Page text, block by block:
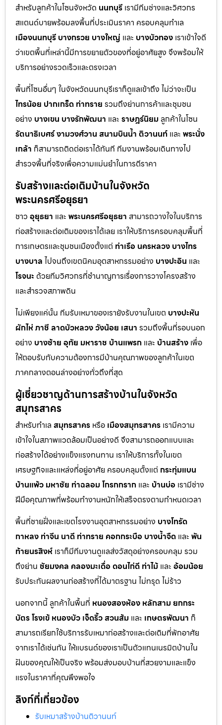
สำหรับลูกค้าในโซนจังหวัด นนทบุรี เรามีทีมช่างและวิศวกร
สแตนด์บายพร้อมลงพื้นที่ประเมินราคา ครอบคลุมทำเล
เมืองนนทบุรี บางกรวย บางใหญ่ และ บางบัวทอง เราเข้าใจดี
ว่าเขตพื้นที่เหล่านี้มีการขยายตัวของที่อยู่อาศัยสูง จึงพร้อมให้
บริการอย่างรวดเร็วและตรงเวลา
พื้นที่โซนอื่นๆ ในจังหวัดนนทบุรีเราก็ดูแลเข้าถึง ไม่ว่าจะเป็น
ไทรน้อย ปากเกร็ด ท่าทราย รวมถึงย่านการค้าและชุมชน
อย่าง บางเขน บางรักพัฒนา และ ราษฎร์นิยม ลูกค้าในโซน
รัตนาธิเบศร์งามวงศ์วาน สนามบินน้ำ ติวานนท์ และ พระนั่ง
เกล้า ก็สามารถติดต่อเราได้ทันที ทีมงานพร้อมเดินทางไป
สำรวจพื้นที่จริงเพื่อความแม่นยำในการตีราคา
รับสร้างและต่อเติมบ้านในจังหวัด
พระนครศรีอยุธยา
ชาว อุยุธยา และ พระนครศรีอยุธยา สามารถวางใจในบริการ
ก่อสร้างและต่อเติมของเราได้เลย เราให้บริการครอบคลุมพื้นที่
การเกษตรและชุมชนเมืองตั้งแต่ ท่าเรือ นครหลวง บางไทร
บางบาล ไปจนถึงเขตนิคมอุตสาหกรรมอย่าง บางปะอิน และ
โรจนะ ด้วยทีมวิศวกรที่ชำนาญการเรื่องการวางโครงสร้าง
และสำรวจสภาพดิน
ไม่เพียงแค่นั้น ทีมรับเหมาของเรายังรับงานในเขต บางปะหัน
ผักไห่ภาชี ลาดบัวหลวงวังน้อย เสนา รวมถึงพื้นที่รอบนอก
อย่าง บางซ้าย อุทัย มหาราช บ้านแพรก และ บ้านสร้าง เพื่อ
ให้ตอบรับกับความต้องการมีบ้านคุณภาพของลูกค้าในเขต
ภาคกลางตอนล่างอย่างทั่วถึงที่สุด
ผู้เชี่ยวชาญด้านการสร้างบ้านในจังหวัด
สมุทรสาคร
สำหรับทำเล สมุทรสาคร หรือ เมืองสมุทรสาคร เรามีความ
เข้าใจในสภาพแวดล้อมเป็นอย่างดี จึงสามารถออกแบบและ
ก่อสร้างได้อย่างแข็งแรงทนทาน เราให้บริการทั้งในเขต
เศรษฐกิจและแหล่งที่อยู่อาศัย ครอบคลุมตั้งแต่ กระทุ่มแบน
บ้านแพ้ว มหาชัย ท่าฉลอมโกรกกราก และ บ้านบ่อ เรามีช่าง
ฝีมือคุณภาพที่พร้อมทำงานหนักให้เสร็จตรงตามกำหนดเวลา
พื้นที่ชายฝั่งและเขตโรงงานอุตสาหกรรมอย่าง บางโทรัด
กาหลง ท่าจีน นาดี ท่าทราย คอกกระบือ บางน้ำจืด และ พัน
ท้ายนรสิงห์ เราก็มีทีมงานดูแลส่งวัสดุอย่างครอบคลุม รวม
ถึงย่าน ชัยมงคล คลองมะเดื่อ ดอนไก่ดี ท่าไม้ และ อ้อมน้อย
รับประกันผลงานก่อสร้างที่ได้มาตรฐาน ไม่ทรุด ไม่ร้าว
นอกจากนี้ ลูกค้าในพื้นที่ หนองสองห้อง หลักสามยกกระ
บัตรโรงเข้ หนองบัว เจ็ดริ้วสวนส้ม และ เกษตรพัฒนา ก็
สามารถเรียกใช้บริการรับเหมาก่อสร้างและต่อเติมที่พักอาศัย
จากเราได้เช่นกัน ให้แบรนด์ของเราเป็นตัวแทนเนรมิตบ้านใน
ฝันของคุณให้เป็นจริง พร้อมส่งมอบบ้านที่สวยงามและแข็ง
แรงในราคาที่คุณพึงพอใจ
ลิงก์ที่เกี่ยวข้อง
รับเหมาสร้างบ้านติวานนท์